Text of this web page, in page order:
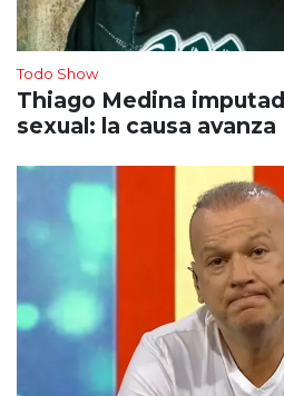
Todo Show
Thiago Medina
sexual: la causa avanza